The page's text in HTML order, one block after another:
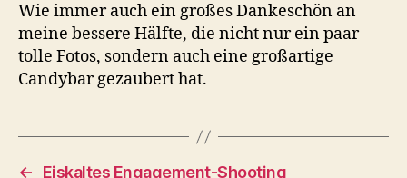
Wie immer auch ein großes Dankeschön an
meine bessere Hälfte, die nicht nur ein paar
tolle Fotos, sondern auch eine großartige
Candybar gezaubert hat.
← Eiskaltes Engagement-Shooting